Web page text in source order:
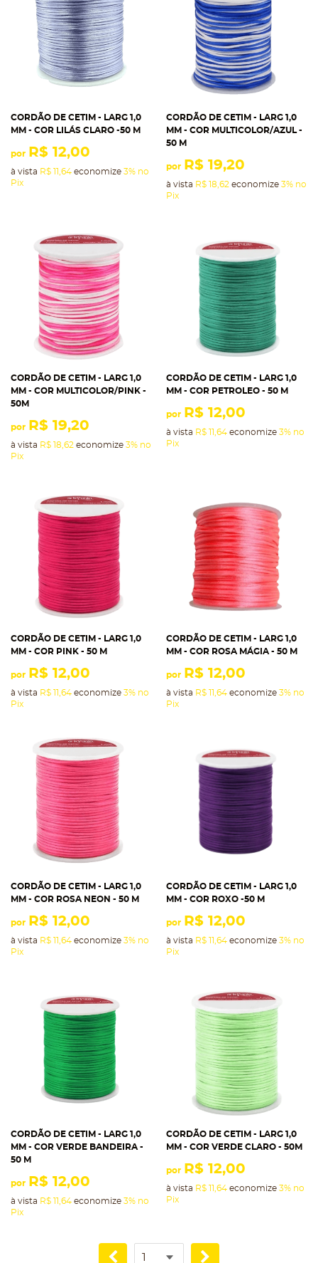
CORDÃO DE CETIM - LARG 1,0
MM - COR LILÁS CLARO -50 M
por R$ 12,00
à vista R$ 11,64 economize 3% no
Pix
CORDÃO DE CETIM - LARG 1,0
MM - COR MULTICOLOR/AZUL -
50 M
por R$ 19,20
à vista R$ 18,62 economize 3% no
Pix
CORDÃO DE CETIM - LARG 1,0
MM - COR MULTICOLOR/PINK -
50M
por R$ 19,20
à vista R$ 18,62 economize 3% no
Pix
CORDÃO DE CETIM - LARG 1,0
MM - COR PETROLEO - 50 M
por R$ 12,00
à vista R$ 11,64 economize 3% no
Pix
CORDÃO DE CETIM - LARG 1,0
MM - COR PINK - 50 M
por R$ 12,00
à vista R$ 11,64 economize 3% no
Pix
CORDÃO DE CETIM - LARG 1,0
MM - COR ROSA MÁGIA - 50 M
por R$ 12,00
à vista R$ 11,64 economize 3% no
Pix
CORDÃO DE CETIM - LARG 1,0
MM - COR ROSA NEON - 50 M
por R$ 12,00
à vista R$ 11,64 economize 3% no
Pix
CORDÃO DE CETIM - LARG 1,0
MM - COR ROXO -50 M
por R$ 12,00
à vista R$ 11,64 economize 3% no
Pix
CORDÃO DE CETIM - LARG 1,0
MM - COR VERDE BANDEIRA -
50 M
por R$ 12,00
à vista R$ 11,64 economize 3% no
Pix
CORDÃO DE CETIM - LARG 1,0
MM - COR VERDE CLARO - 50M
por R$ 12,00
à vista R$ 11,64 economize 3% no
Pix